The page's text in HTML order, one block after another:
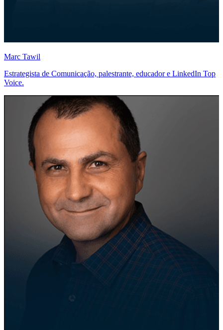
Marc Tawil
Estrategista de Comunicação, palestrante, educador e LinkedIn Top
Voice.